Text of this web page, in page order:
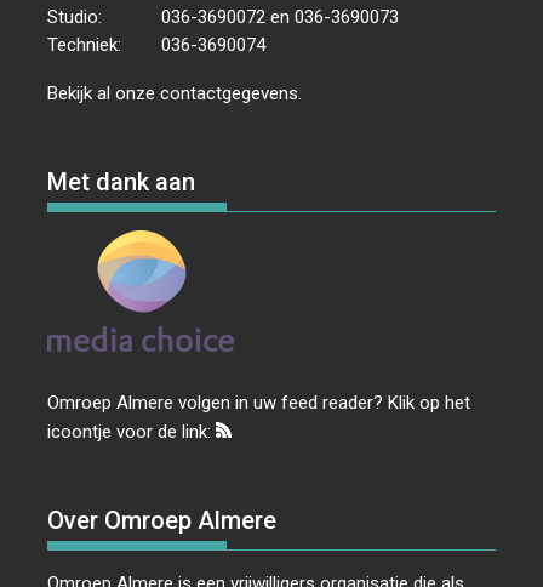
Studio:
036-3690072 en 036-3690073
Techniek:
036-3690074
Bekijk al onzecontactgegevens
Met dank aan
Omroep Almere volgen in uw feed reader? Klik op het
icoontje voor de link:
Over Omroep Almere